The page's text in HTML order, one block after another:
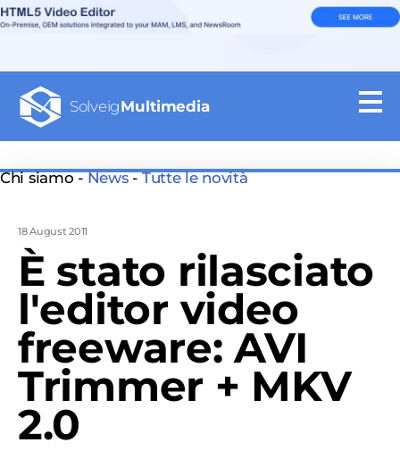
SolveigMultimedia
Chi siamo -News-Tutte le novità
18 August 2011
È stato rilasciato
l'editor video
freeware: AVI
Trimmer + MKV
2.0